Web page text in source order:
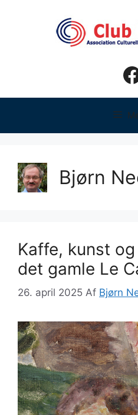
Bjørn
Kaffe, kunst
det gamle Le
26. april 2025 Af Bjørn